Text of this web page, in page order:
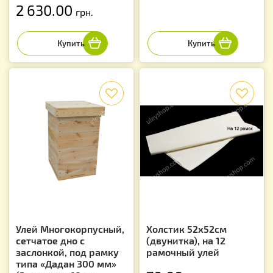
2 630.00 грн.
Улей Многокорпусный,
сетчатое дно с
заслонкой, под рамку
типа «Дадан 300 мм»
Холстик 52х52см
(двунитка), на 12
рамочный улей